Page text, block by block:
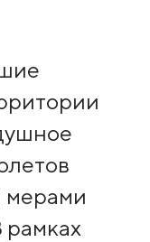
мерами
рамках